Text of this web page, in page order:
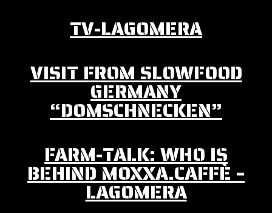
TV-LAGOMERA
VISIT FROM SLOWFOOD
GERMANY
“DOMSCHNECKEN”
FARM-TALK: WHO IS
BEHIND MOXXA.CAFFÈ –
LAGOMERA